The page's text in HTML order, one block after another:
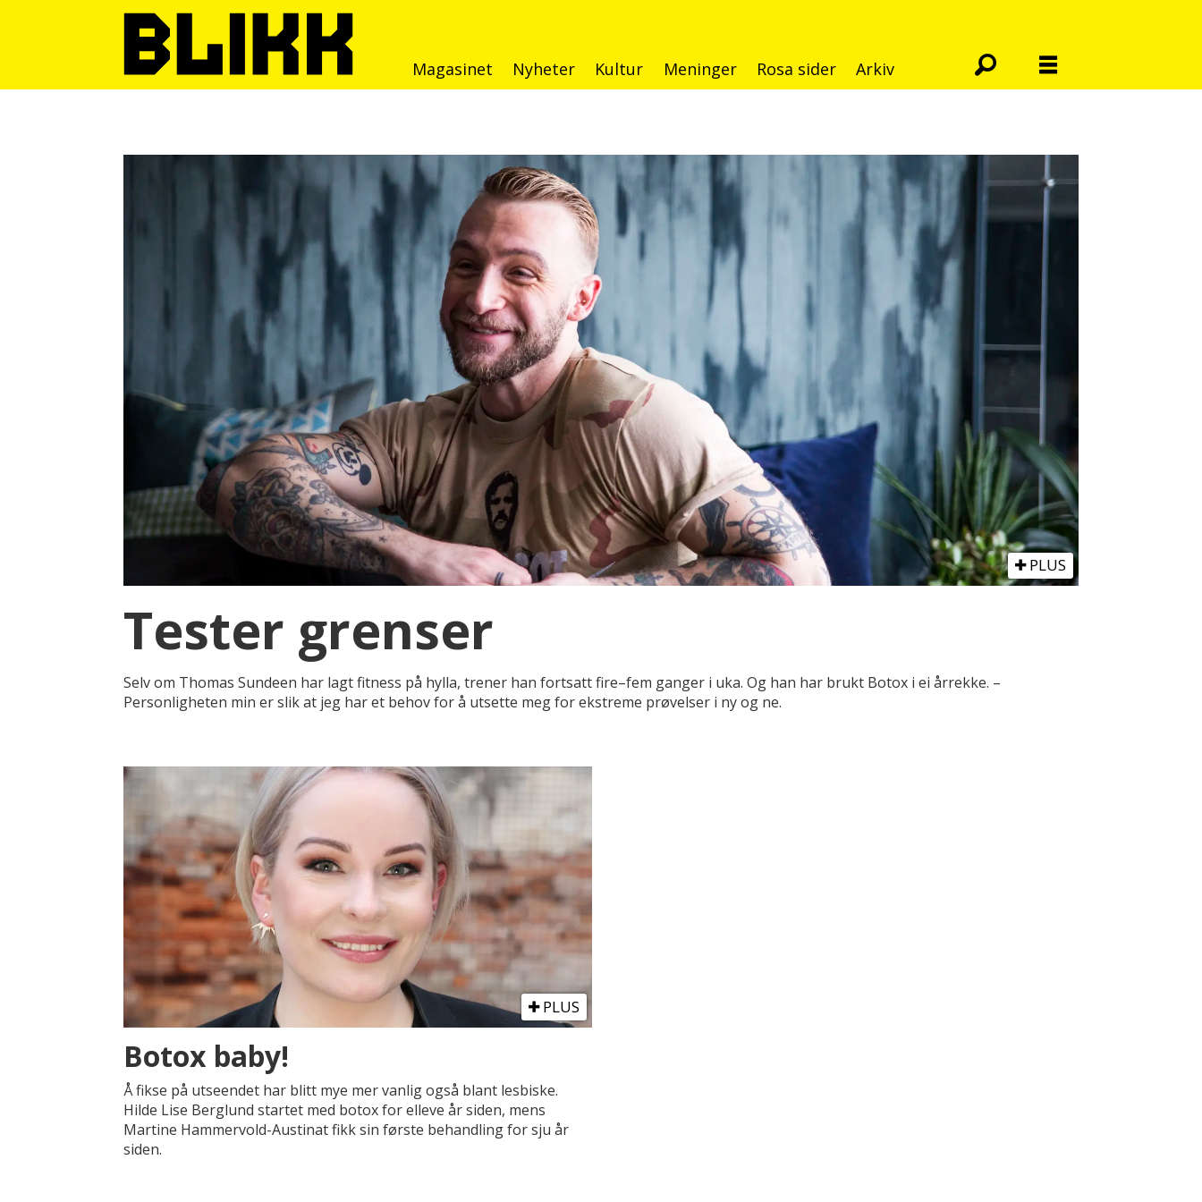
Magasinet Nyheter Kultur Meninger Rosa sider Arkiv
PLUS
Tester grenser
Selv om Thomas Sundeen har lagt fitness på hylla, trener han fortsatt fire–fem ganger i uka. Og han har brukt Botox i ei årrekke. –
Personligheten min er slik at jeg har et behov for å utsette meg for ekstreme prøvelser i ny og ne.
PLUS
Botox baby!
Å fikse på utseendet har blitt mye mer vanlig også blant lesbiske.
Hilde Lise Berglund startet med botox for elleve år siden, mens
Martine Hammervold-Austinat fikk sin første behandling for sju år
siden.